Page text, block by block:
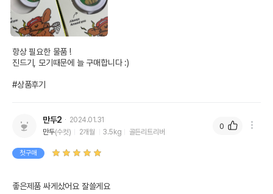
항상 필요한 물품 !
진드기, 모기때문에 늘 구매합니다 :)
#상품후기
만두2
2024.01.31
만두(수컷) 2개월 3.5kg 골든리트리버
첫구매
좋은제품 싸게샀어요 잘쓸게요
0